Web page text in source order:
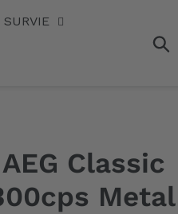
SURVIE
Classic
Metal